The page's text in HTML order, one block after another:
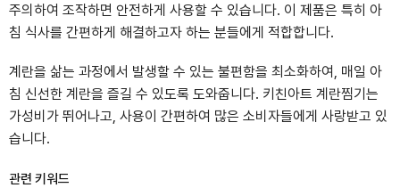
주의하여 조작하면 안전하게 사용할 수 있습니다. 이 제품은 특히 아
침 식사를 간편하게 해결하고자 하는 분들에게 적합합니다.
계란을 삶는 과정에서 발생할 수 있는 불편함을 최소화하여, 매일 아
침 신선한 계란을 즐길 수 있도록 도와줍니다. 키친아트 계란찜기는
가성비가 뛰어나고, 사용이 간편하여 많은 소비자들에게 사랑받고 있
습니다.
관련 키워드